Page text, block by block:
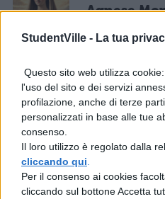
StudentVille - La tua
Questo sito web utilizza
l'uso del sito e dei servizi
profilazione, anche di terze
personalizzati in base alle tue
consenso.
Il loro utilizzo è regolato dalla
cliccando qui
Per il consenso ai cookies
cliccando sul bottone Accetta
Agnese
LETTERATURA
Don